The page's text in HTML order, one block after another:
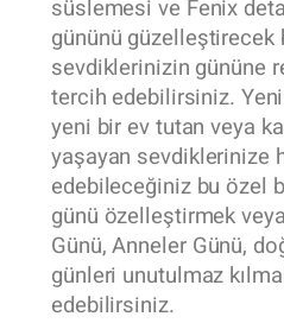
süslemesi ve Fenix
gününü güzelleştirecek
sevdiklerinizin gününe
tercih edebilirsiniz.
yeni bir ev tutan veya
yaşayan sevdiklerinize
edebileceğiniz bu özel
günü özelleştirmek
Günü, Anneler Günü,
günleri unutulmaz
edebilirsiniz.